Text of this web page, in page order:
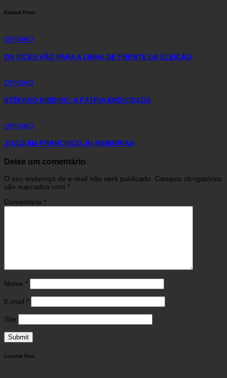
Related Posts
OPINIAO
OS VICES VÃO PARA A LINHA DE FRENTE DA ELEIÇÃO
OPINIAO
STÉFANO RIBEIRO: A PÁTRIA ENDIVIDADA
OPINIAO
JOAQUIM FRANCISCO, IN MEMORIAN
Deixe um comentário
O seu endereço de e-mail não será publicado. Campos obrigatórios
são marcados com *
Comentário *
Nome *
E-mail *
Site
Luzimar Dias